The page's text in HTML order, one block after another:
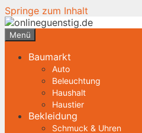
Springe zum Inhalt
Menü
Baumarkt
Auto
Beleuchtung
Haushalt
Haustier
Bekleidung
Schmuck & Uhren